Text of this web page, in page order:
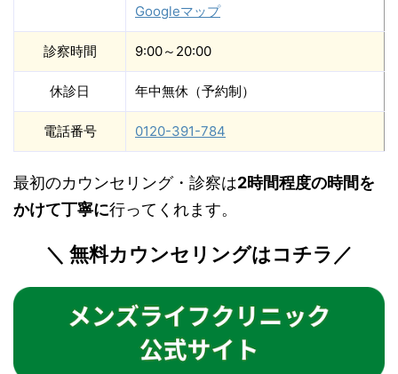
Googleマップ
診察時間 9:00～20:00
休診日 年中無休（予約制）
電話番号 0120-391-784
最初のカウンセリング・診察は2時間程度の時間を
かけて丁寧に行ってくれます。
＼ 無料カウンセリングはコチラ／